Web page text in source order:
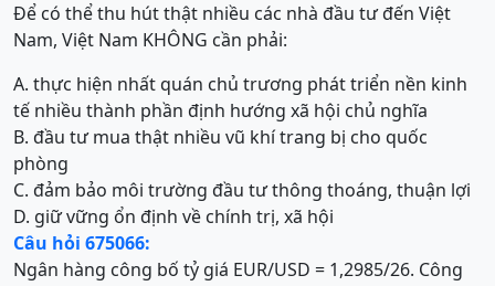
Để có thể thu hút thật nhiều các nhà đầu tư đến Việt
Nam, Việt Nam KHÔNG cần phải:
A. thực hiện nhất quán chủ trương phát triển nền kinh
tế nhiều thành phần định hướng xã hội chủ nghĩa
B. đầu tư mua thật nhiều vũ khí trang bị cho quốc
phòng
C. đảm bảo môi trường đầu tư thông thoáng, thuận lợi
D. giữ vững ổn định về chính trị, xã hội
Câu hỏi 675066:
Ngân hàng công bố tỷ giá EUR/USD = 1,2985/26. Công